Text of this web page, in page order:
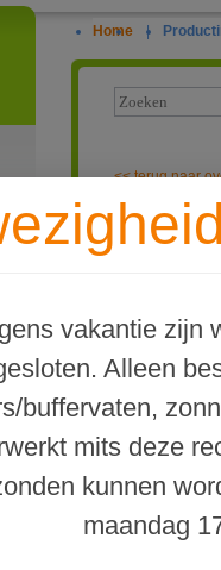
Home |
vakantie zijn
Alleen
buffervaten,
mits deze
kunnen
maandag
<<terug naar
Waterway